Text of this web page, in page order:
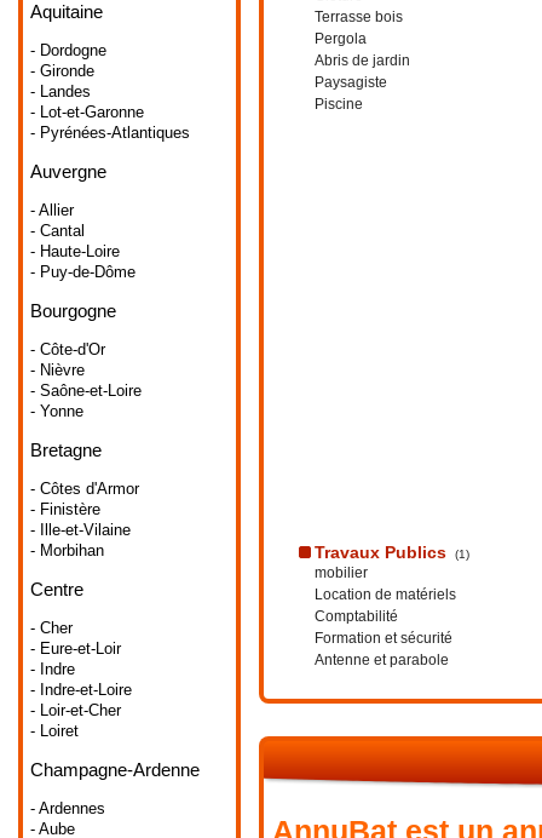
Aquitaine
- Dordogne
- Gironde
- Landes
- Lot-et-Garonne
- Pyrénées-Atlantiques
Auvergne
- Allier
- Cantal
- Haute-Loire
- Puy-de-Dôme
Bourgogne
- Côte-d'Or
- Nièvre
- Saône-et-Loire
- Yonne
Bretagne
- Côtes d'Armor
- Finistère
- Ille-et-Vilaine
- Morbihan
Centre
- Cher
- Eure-et-Loir
- Indre
- Indre-et-Loire
- Loir-et-Cher
- Loiret
Champagne-Ardenne
- Ardennes
- Aube
Terrasse bois
Pergola
Abris de jardin
Paysagiste
Piscine
Travaux Publics (1)
mobilier
Location de matériels
Comptabilité
Formation et sécurité
Antenne et parabole
AnnuBat est un